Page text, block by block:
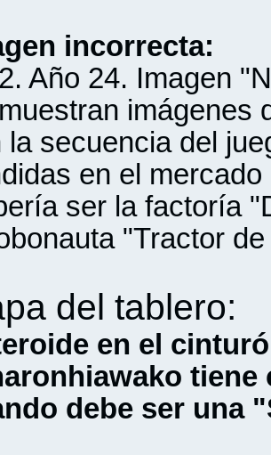
incorrecta:
Año 24. Imagen
imágenes
la secuencia del
en el
ser la factoría
"Tractor
del tablero:
en el
debe ser una